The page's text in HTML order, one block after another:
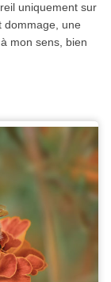
uniquement sur
dommage, une
mon sens, bien